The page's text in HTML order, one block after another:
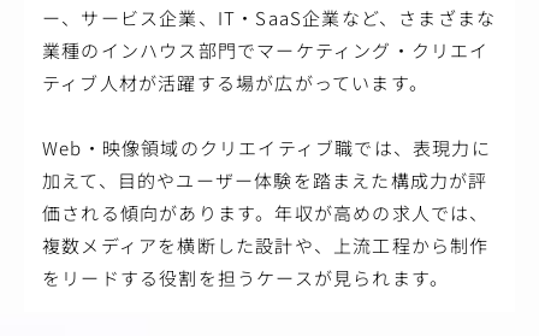
ー、サービス企業、IT・SaaS企業など、さまざまな
業種のインハウス部門でマーケティング・クリエイ
ティブ人材が活躍する場が広がっています。
Web・映像領域のクリエイティブ職では、表現力に
加えて、目的やユーザー体験を踏まえた構成力が評
価される傾向があります。年収が高めの求人では、
複数メディアを横断した設計や、上流工程から制作
をリードする役割を担うケースが見られます。